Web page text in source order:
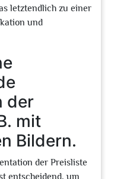
letztendlich zu einer
und
der
mit
Bildern.
der Preisliste
entscheidend, um